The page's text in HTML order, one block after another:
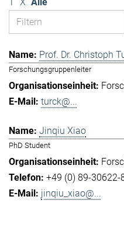
Prof. Dr. Christoph
Forschungsgruppenleiter
turck@...
Jinqiu Xiao
PhD Student
+49 (0) 89-30622-
jinqiu_xiao@...